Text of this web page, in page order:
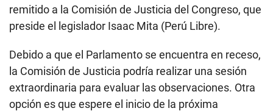
remitido a la Comisión de Justicia del Congreso, que
preside el legislador Isaac Mita (Perú Libre).
Debido a que el Parlamento se encuentra en receso,
la Comisión de Justicia podría realizar una sesión
extraordinaria para evaluar las observaciones. Otra
opción es que espere el inicio de la próxima